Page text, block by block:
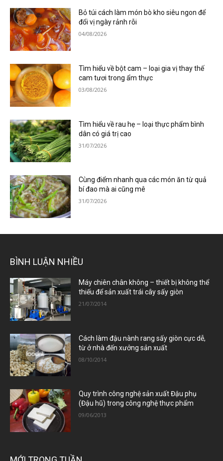
Bỏ túi cách làm món bò kho siêu ngon để
đổi vị ngày rảnh rỗi
04/08/2026
Tìm hiểu về bột cam – loại gia vị thay thế
cam tươi trong ẩm thực
03/08/2026
Tìm hiểu về rau hẹ – loại thực phẩm bình
dân có giá trị cao
31/07/2026
Cùng điểm nhanh qua các món ăn từ quả
bí đao mà ai cũng mê
31/07/2026
BÌNH LUẬN NHIỀU
Máy chiên chân không – thiết bị không thể
thiếu để sản xuất trái cây sấy giòn
21/07/2014
Cách làm đậu nành rang sấy giòn cực dễ,
từ ở nhà đến xưởng sản xuất
08/10/2014
Quy trình công nghệ sản xuất Đậu phụ
(Đậu hũ) trong công nghệ thực phẩm
09/06/2013